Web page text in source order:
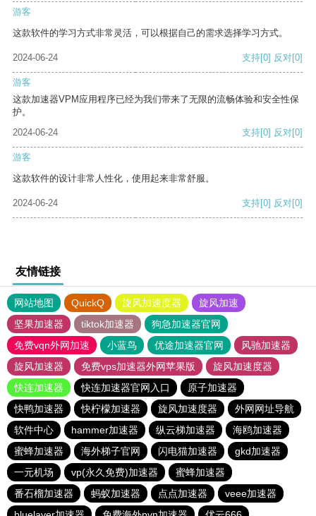
游客
这款软件的学习方式非常灵活，可以根据自己的需求选择学习方式。
2024-06-24 支持[0] 反对[0]
游客
这款加速器VPM应用程序已经为我们带来了无限的流畅体验和安全性保
护。
2024-06-24
支持[0] 反对[0]
游客
这款软件的设计非常人性化，使用起来非常舒服。
2024-06-24 支持[0] 反对[0]
友情链接
网站地图 QuickQ 旋风加速度器
旋风加速
坚果加速器
tiktok加速器
狗急加速器官网
免费vqn外网加速
小蓝鸟 优途加速器官网
风驰加速器
旋风加速器
免费vps加速器外网苹果版
旋风加速度器
快连加速器
快连加速器官网入口
原子加速器
快鸭加速器
快柠檬加速器 旋风加速度器
外网网址导航
软件中心
hammer加速器 纵云梯加速器
海鸥加速器
蜜蜂加速器
海外梯子官网 闪电猫加速器
gkd加速器
一元机场
vp(永久免费)加速器
蜜蜂加速器
番石榴加速器
蚂蚁加速器 点点加速器
veee加速器